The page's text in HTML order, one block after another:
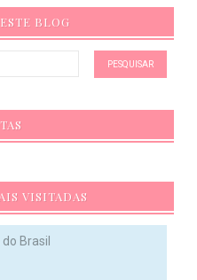
BLOG
VISITADAS
Brasil